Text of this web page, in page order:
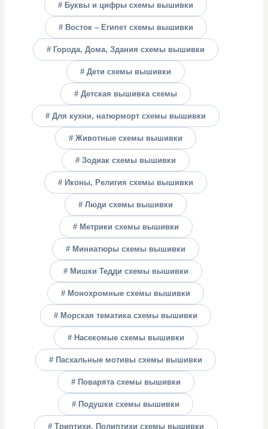
# Буквы и цифры схемы вышивки
# Восток – Египет схемы вышивки
# Города, Дома, Здания схемы вышивки
# Дети схемы вышивки
# Детская вышивка схемы
# Для кухни, натюрморт схемы вышивки
# Животные схемы вышивки
# Зодиак схемы вышивки
# Иконы, Религия схемы вышивки
# Люди схемы вышивки
# Метрики схемы вышивки
# Миниатюры схемы вышивки
# Мишки Тедди схемы вышивки
# Монохромные схемы вышивки
# Морская тематика схемы вышивки
# Насекомые схемы вышивки
# Пасхальные мотивы схемы вышивки
# Поварята схемы вышивки
# Подушки схемы вышивки
# Триптихи, Полиптихи схемы вышивки